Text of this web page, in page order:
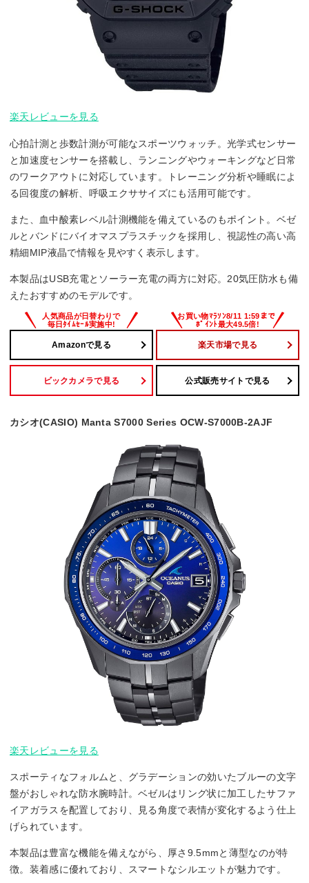
楽天レビューを見る
心拍計測と歩数計測が可能なスポーツウォッチ。光学式センサー
と加速度センサーを搭載し、ランニングやウォーキングなど日常
のワークアウトに対応しています。トレーニング分析や睡眠によ
る回復度の解析、呼吸エクササイズにも活用可能です。
また、血中酸素レベル計測機能を備えているのもポイント。ベゼ
ルとバンドにバイオマスプラスチックを採用し、視認性の高い高
精細MIP液晶で情報を見やすく表示します。
本製品はUSB充電とソーラー充電の両方に対応。20気圧防水も備
えたおすすめのモデルです。
Amazonで見る 楽天市場で見る
ビックカメラで見る 公式販売サイトで見る
カシオ(CASIO) Manta S7000 Series OCW-S7000B-2AJF
楽天レビューを見る
スポーティなフォルムと、グラデーションの効いたブルーの文字
盤がおしゃれな防水腕時計。ベゼルはリング状に加工したサファ
イアガラスを配置しており、見る角度で表情が変化するよう仕上
げられています。
本製品は豊富な機能を備えながら、厚さ9.5mmと薄型なのが特
徴。装着感に優れており、スマートなシルエットが魅力です。